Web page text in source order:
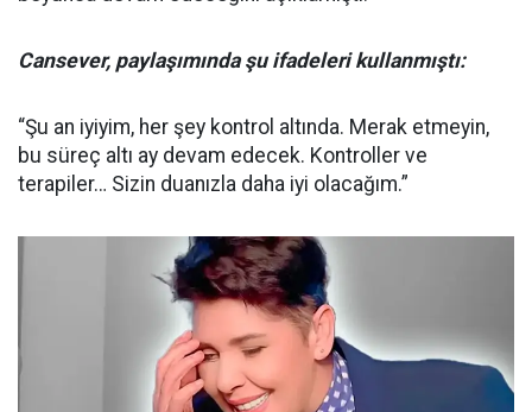
Cansever, paylaşımında şu ifadeleri kullanmıştı:
“Şu an iyiyim, her şey kontrol altında. Merak etmeyin,
bu süreç altı ay devam edecek. Kontroller ve
terapiler… Sizin duanızla daha iyi olacağım.”